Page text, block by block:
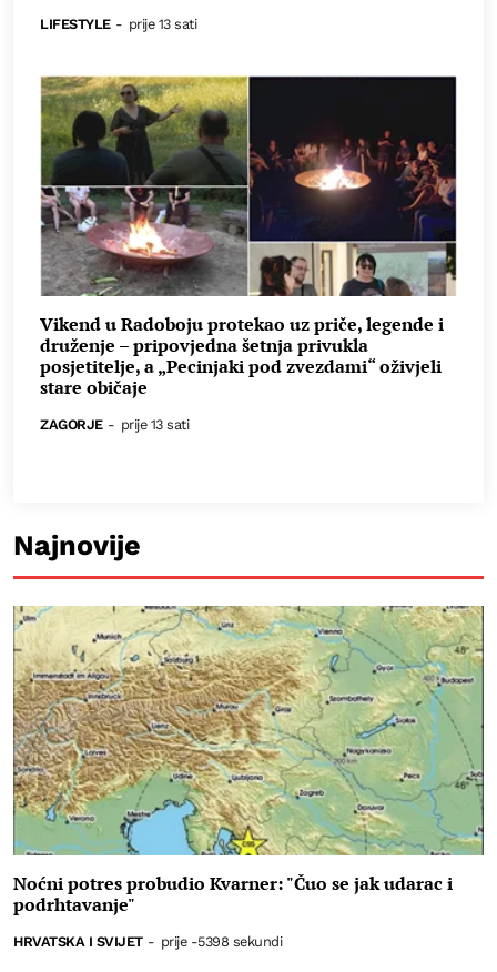
LIFESTYLE - prije 13 sati
Vikend u Radoboju protekao uz priče, legende i
druženje – pripovjedna šetnja privukla
posjetitelje, a „Pecinjaki pod zvezdami“ oživjeli
stare običaje
ZAGORJE - prije 13 sati
Najnovije
Noćni potres probudio Kvarner: "Čuo se jak udarac i
podrhtavanje"
HRVATSKA I SVIJET - prije -5398 sekundi